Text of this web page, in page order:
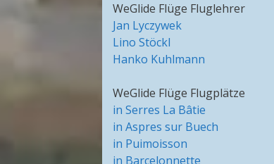
WeGlide Flüge Fluglehrer
Jan Lyczywek
Lino Stöckl
Hanko Kuhlmann
WeGlide Flüge Flugplätze
in Serres La Bâtie
in Aspres sur Buech
in Puimoisson
in Barcelonnette